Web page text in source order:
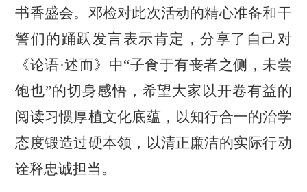
书香盛会。邓检对此次活动的精心准备和干
警们的踊跃发言表示肯定，分享了自己对
《论语·述而 》中“子食于有丧者之侧，未尝
饱也”的切身感悟，希望大家以开卷有益的
阅读习惯厚植文化底蕴，以知行合一的治学
态度锻造过硬本领，以清正廉洁的实际行动
诠释忠诚担当。